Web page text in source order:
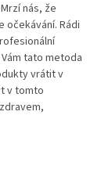
nás, že
očekávání. Rádi
tato metoda
vrátit v
v tomto